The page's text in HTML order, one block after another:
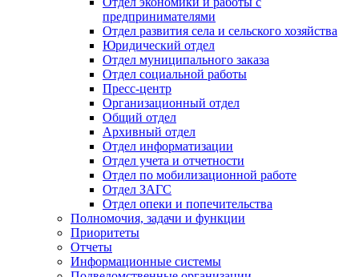
предпринимателями
Отдел развития села и сельского хозяйства
Юридический отдел
Отдел муниципального заказа
Отдел социальной работы
Пресс-центр
Организационный отдел
Общий отдел
Архивный отдел
Отдел информатизации
Отдел учета и отчетности
Отдел по мобилизационной работе
Отдел ЗАГС
Отдел опеки и попечительства
Полномочия, задачи и функции
Приоритеты
Отчеты
Информационные системы